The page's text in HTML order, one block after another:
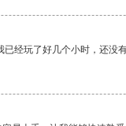
经玩了好几个小时，还没